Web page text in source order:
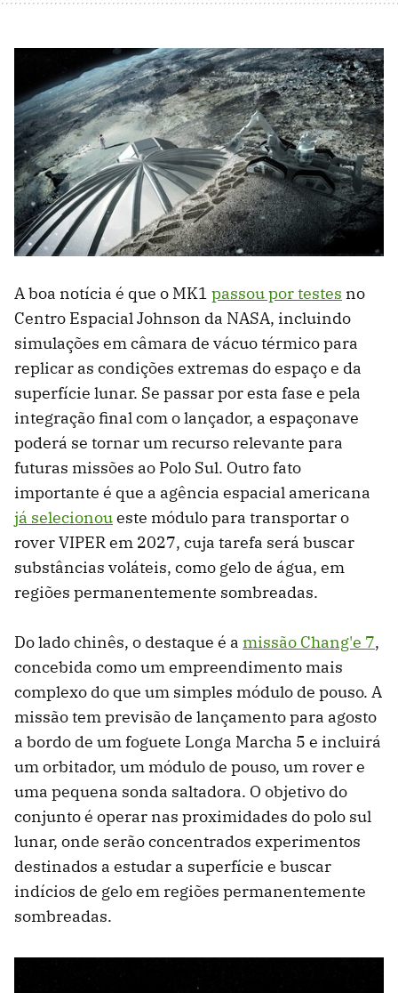
A boa notícia é que o MK1 passou por testes no
Centro Espacial Johnson da NASA, incluindo
simulações em câmara de vácuo térmico para
replicar as condições extremas do espaço e da
superfície lunar. Se passar por esta fase e pela
integração final com o lançador, a espaçonave
poderá se tornar um recurso relevante para
futuras missões ao Polo Sul. Outro fato
importante é que a agência espacial americana
já selecionoueste módulo para transportar o
rover VIPER em 2027, cuja tarefa será buscar
substâncias voláteis, como gelo de água, em
regiões permanentemente sombreadas.
Do lado chinês, o destaque é a missão Chang'e 7,
concebida como um empreendimento mais
complexo do que um simples módulo de pouso. A
missão tem previsão de lançamento para agosto
a bordo de um foguete Longa Marcha 5 e incluirá
um orbitador, um módulo de pouso, um rover e
uma pequena sonda saltadora. O objetivo do
conjunto é operar nas proximidades do polo sul
lunar, onde serão concentrados experimentos
destinados a estudar a superfície e buscar
indícios de gelo em regiões permanentemente
sombreadas.